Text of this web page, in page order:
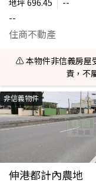
地坪 696.45
--
--
住商不動產
⚠️ 本物件非信義房屋
責，不
非信義物件
伸港都計內農地